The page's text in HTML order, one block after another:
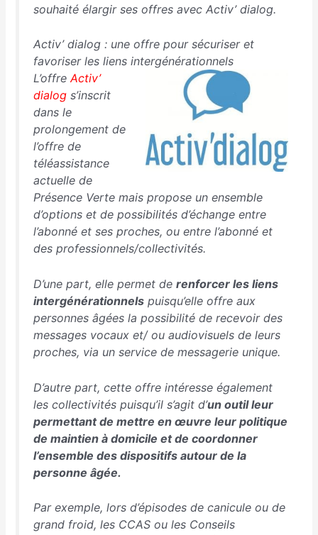
souhaité élargir ses offres avec Activ’ dialog.
Activ’ dialog : une offre pour sécuriser et
favoriser les liens intergénérationnels
L’offreActiv’
dialog s’inscrit
dans le
prolongement de
l’offre de
téléassistance
actuelle de
Présence Verte mais propose un ensemble
d’options et de possibilités d’échange entre
l’abonné et ses proches, ou entre l’abonné et
des professionnels/collectivités.
D’une part, elle permet derenforcer les liens
intergénérationnels puisqu’elle offre aux
personnes âgées la possibilité de recevoir des
messages vocaux et/ ou audiovisuels de leurs
proches, via un service de messagerie unique.
D’autre part, cette offre intéresse également
les collectivités puisqu’il s’agit d’un outil leur
permettant de mettre en œuvre leur politique
de maintien à domicile et de coordonner
l’ensemble des dispositifs autour de la
personne âgée.
Par exemple, lors d’épisodes de canicule ou de
grand froid, les CCAS ou les Conseils